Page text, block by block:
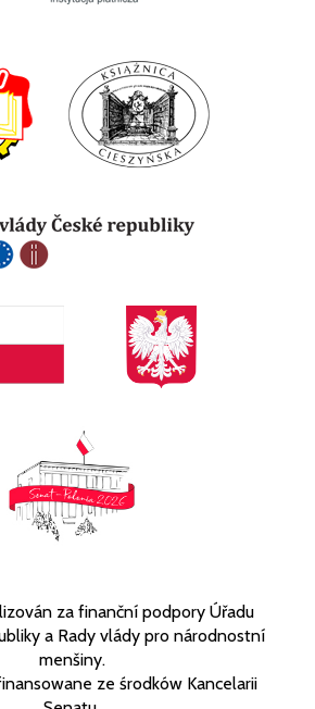
za finanční podpory Úřadu
a Rady vlády pro národnostní
menšiny.
ze środków Kancelarii